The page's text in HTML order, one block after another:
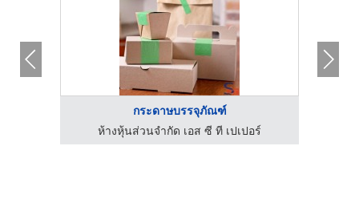
กระดาษบรรจุภัณฑ์
ห้างหุ้นส่วนจำกัด เอส ซี ที เปเปอร์